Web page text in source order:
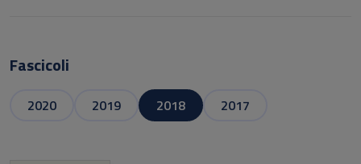
Fascicoli
2020 2019 2018 2017